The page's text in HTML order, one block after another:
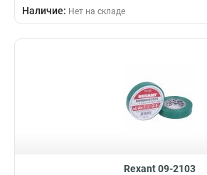
Наличие: Нет на складе
Rexant 09-2103